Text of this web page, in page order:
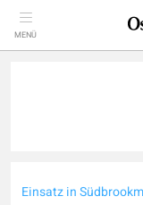
MENÜ
Einsatz in